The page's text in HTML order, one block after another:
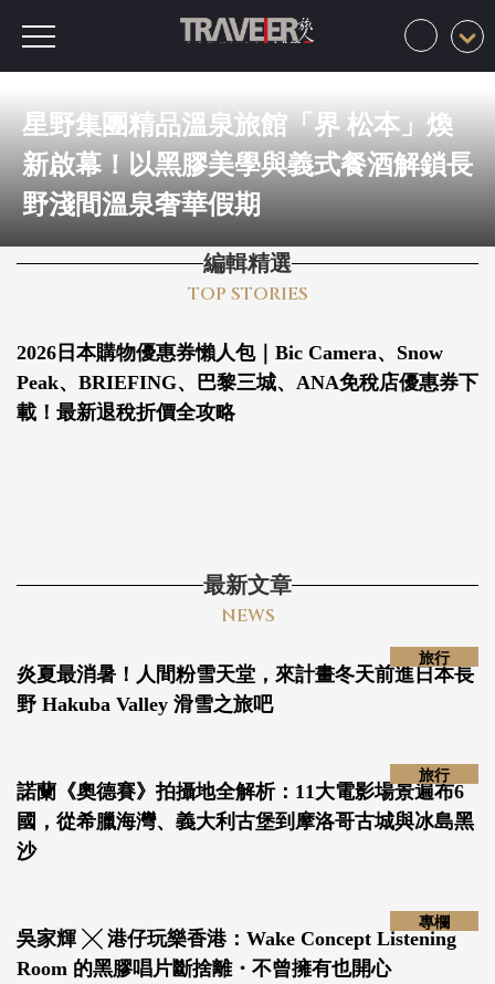
星野集團精品溫泉旅館「界 松本」煥
新啟幕！以黑膠美學與義式餐酒解鎖長
野淺間溫泉奢華假期
編輯精選
TOP STORIES
2026日本購物優惠券懶人包｜Bic Camera、Snow
Peak、BRIEFING、巴黎三城、ANA免稅店優惠券
下載！最新退稅折價全攻略
最新文章
NEWS
炎夏最消暑！人間粉雪天堂，來計畫冬天前進日本長
野 Hakuba Valley 滑雪之旅吧
旅行
諾蘭《奧德賽》拍攝地全解析：11大電影場景遍布6
國，從希臘海灣、義大利古堡到摩洛哥古城與冰島黑
沙
旅行
吳家輝 ╳ 港仔玩樂香港：Wake Concept
Listening Room 的黑膠唱片斷捨離・不曾擁有也
專欄